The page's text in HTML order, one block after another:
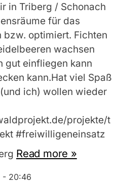
in Triberg / Schonach
für das
bzw. optimiert. Fichten
wachsen
gut einfliegen kann
kann.Hat viel Spaß
ich) wollen wieder
projekte/t
#freiwilligeneinsatz
Read more »
- 20:46